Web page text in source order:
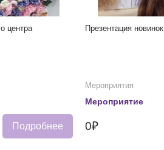
центра
Подробнее
Презентация новинок
Мероприятия
Мероприятие
0₽